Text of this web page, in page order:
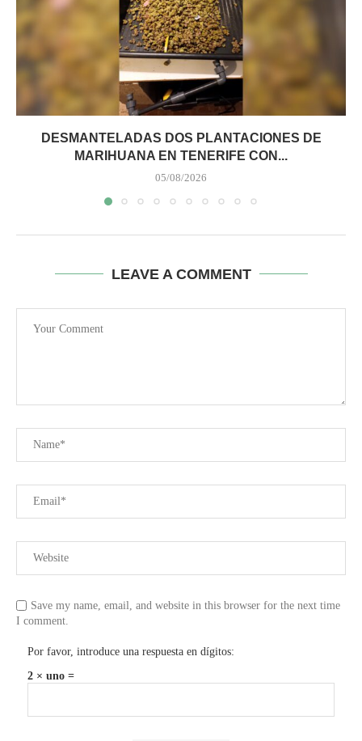
DESMANTELADAS DOS PLANTACIONES DE
MARIHUANA EN TENERIFE CON...
05/08/2026
LEAVE A COMMENT
Save my name, email, and website in this browser for the next time
I comment.
Por favor, introduce una respuesta en dígitos:
2 × uno =